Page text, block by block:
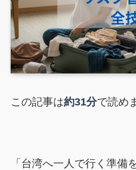
この記事は約31分で読め
「台湾へ一人で行く準備